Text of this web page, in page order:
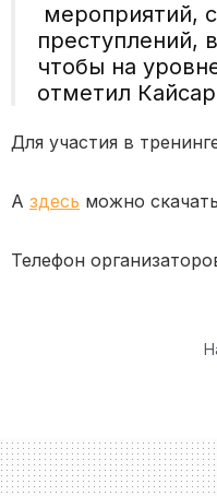
мероприятий,
преступлений,
чтобы на
отметил
Для участия в
А здесь можно
Телефон